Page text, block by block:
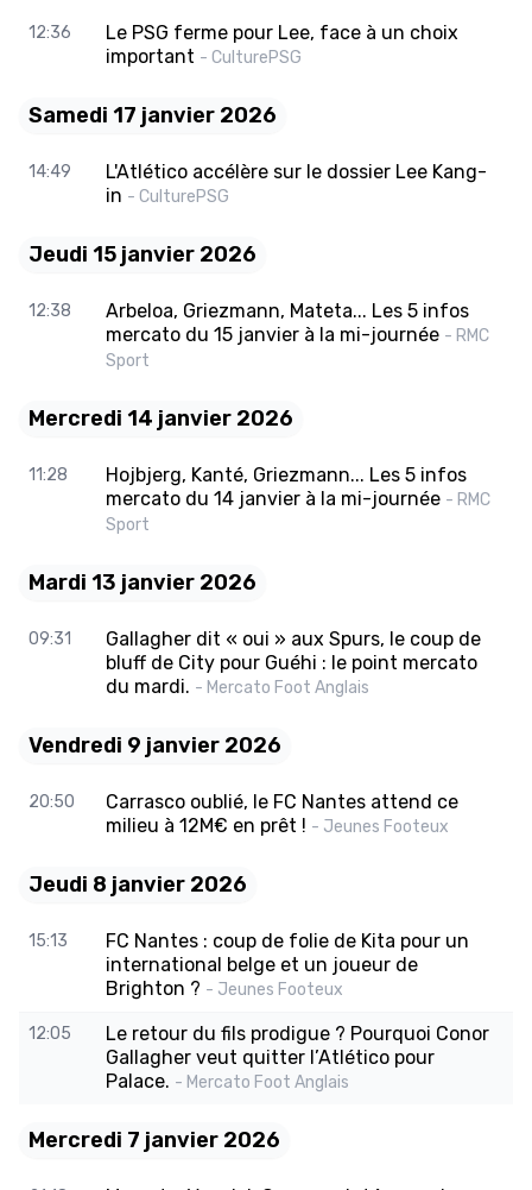
12:36
Le PSG ferme pour Lee, face à un choix
important - CulturePSG
Samedi 17 janvier 2026
14:49
L'Atlético accélère sur le dossier Lee Kang-
in - CulturePSG
Jeudi 15 janvier 2026
12:38
Arbeloa, Griezmann, Mateta... Les 5 infos
mercato du 15 janvier à la mi-journée - RMC
Sport
Mercredi 14 janvier 2026
11:28
Hojbjerg, Kanté, Griezmann... Les 5 infos
mercato du 14 janvier à la mi-journée - RMC
Sport
Mardi 13 janvier 2026
09:31
Gallagher dit « oui » aux Spurs, le coup de
bluff de City pour Guéhi : le point mercato
du mardi. - Mercato Foot Anglais
Vendredi 9 janvier 2026
20:50
Carrasco oublié, le FC Nantes attend ce
milieu à 12M€ en prêt ! - Jeunes Footeux
Jeudi 8 janvier 2026
15:13
FC Nantes : coup de folie de Kita pour un
international belge et un joueur de
Brighton ? - Jeunes Footeux
12:05
Le retour du fils prodigue ? Pourquoi Conor
Gallagher veut quitter l’Atlético pour
Palace. - Mercato Foot Anglais
Mercredi 7 janvier 2026